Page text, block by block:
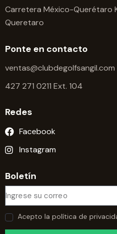
Carretera México-Querétaro
Queretaro
Ponte en contacto
ventas@clubdegolfsangil.com
427 271 0211 Ext. 104
Redes
Facebook
Instagram
Boletín
Acepto la política de